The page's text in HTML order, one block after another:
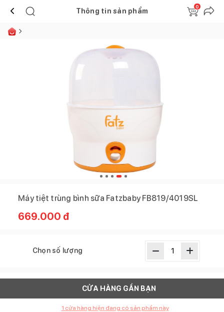
Thông tin sản phẩm
0
Máy tiệt trùng bình sữa Fatzbaby FB819/4019SL
669.000 đ
Chọn số lượng
CỬA HÀNG GẦN BẠN
1 cửa hàng hiện đang có sản phẩm này